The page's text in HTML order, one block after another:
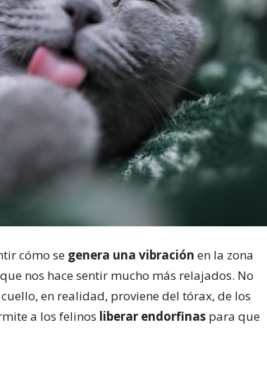
cómo se genera una vibración en la zona
nos hace sentir mucho más relajados. No
en realidad, proviene del tórax, de los
a los felinos liberar endorfinas para que